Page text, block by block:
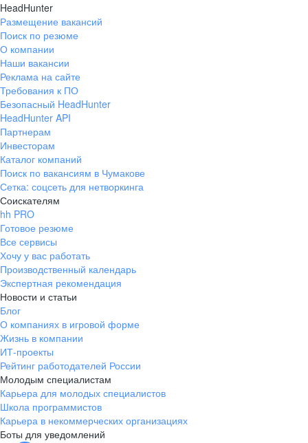
HeadHunter
Размещение вакансий
Поиск по резюме
О компании
Наши вакансии
Реклама на сайте
Требования к ПО
Безопасный HeadHunter
HeadHunter API
Партнерам
Инвесторам
Каталог компаний
Поиск по вакансиям в Чумакове
Сетка: соцсеть для нетворкинга
Соискателям
hh PRO
Готовое резюме
Все сервисы
Хочу у вас работать
Производственный календарь
Экспертная рекомендация
Новости и статьи
Блог
О компаниях в игровой форме
Жизнь в компании
ИТ-проекты
Рейтинг работодателей России
Молодым специалистам
Карьера для молодых специалистов
Школа программистов
Карьера в некоммерческих организациях
Боты для уведомлений